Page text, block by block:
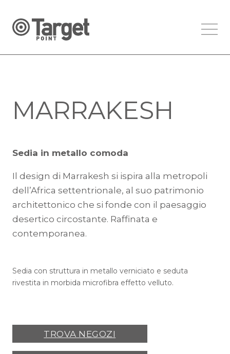
MARRAKESH
Sedia in metallo comoda
Il design di Marrakesh si ispira alla metropoli
dell’Africa settentrionale, al suo patrimonio
architettonico che si fonde con il paesaggio
desertico circostante. Raffinata e
contemporanea.
Sedia con struttura in metallo verniciato e seduta
rivestita in morbida microfibra effetto velluto.
TROVA NEGOZI